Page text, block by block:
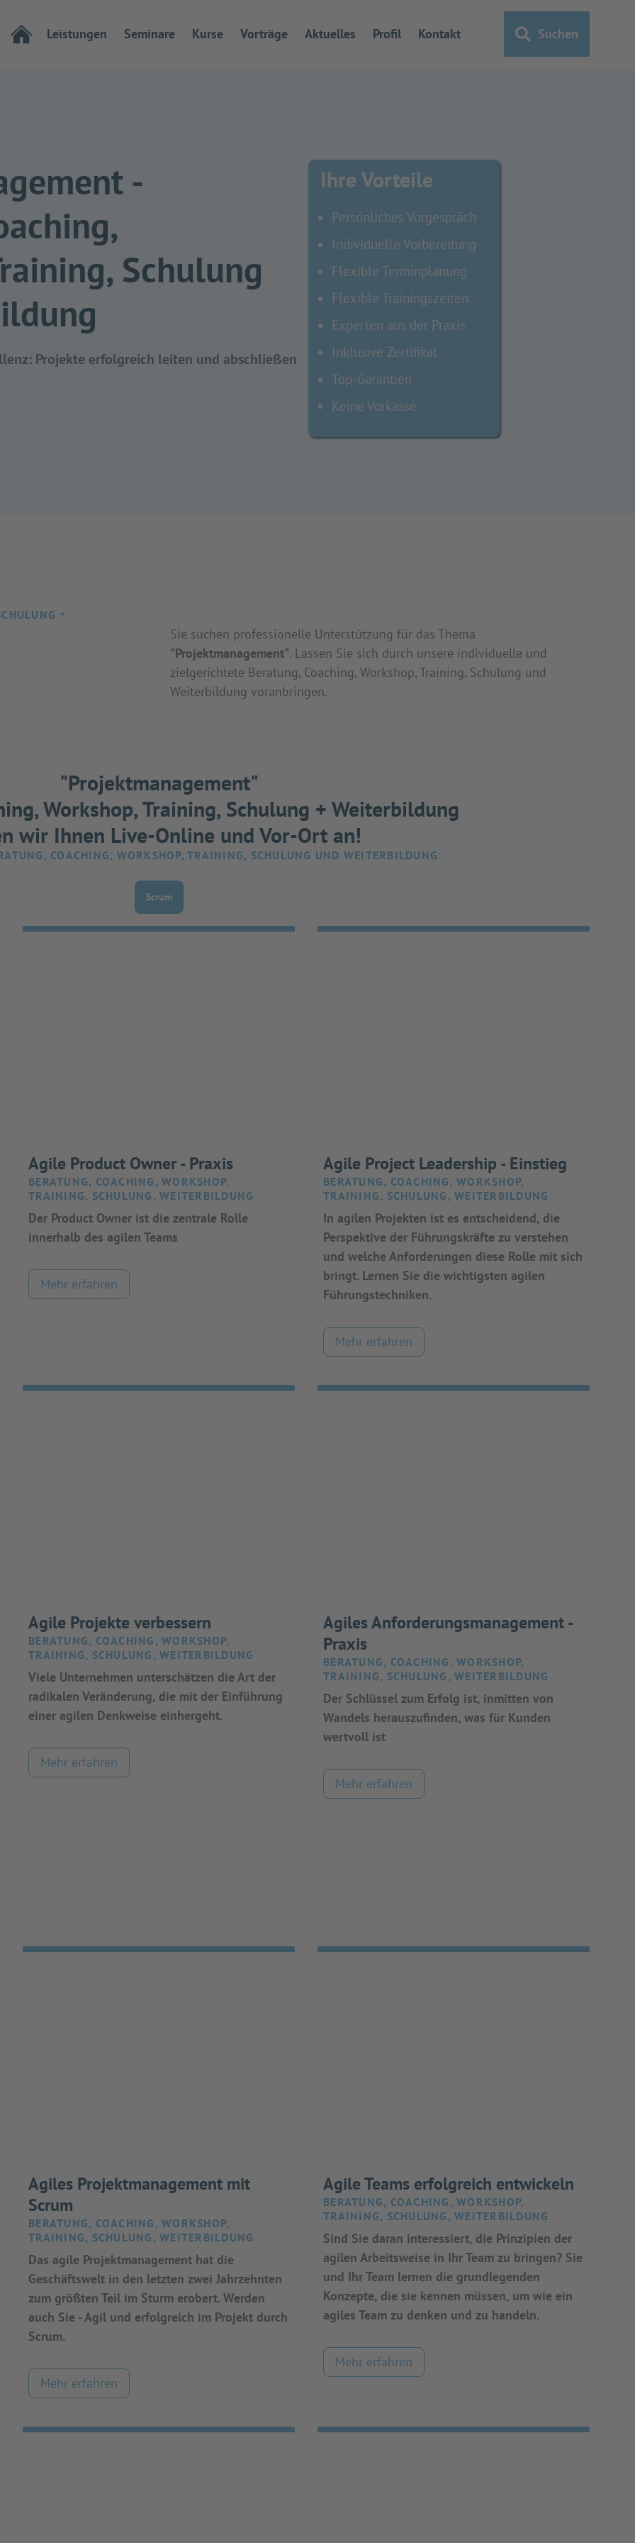
Leistungen Seminare Kurse Vorträge Aktuelles Profil Kontakt Suchen
-
Schulung
Projekte erfolgreich leiten und abschließen
Ihre Vorteile
Persönliches Vorgespräch
Individuelle Vorbereitung
Flexible Terminplanung
Flexible Trainingszeiten
Experten aus der Praxis
Inklusive Zertifikat
Top-Garantien
Keine Vorkasse
+
Sie suchen professionelle Unterstützung für das Thema
"Projektmanagement". Lassen Sie sich durch unsere individuelle und
zielgerichtete Beratung, Coaching, Workshop, Training, Schulung und
Weiterbildung voranbringen.
"Projektmanagement"
Workshop, Training, Schulung + Weiterbildung
wir Ihnen Live-Online und Vor-Ort an!
COACHING, WORKSHOP, TRAINING, SCHULUNG UND WEITERBILDUNG:
Scrum
Agile Product Owner - Praxis
BERATUNG, COACHING, WORKSHOP,
TRAINING, SCHULUNG, WEITERBILDUNG
Der Product Owner ist die zentrale Rolle
innerhalb des agilen Teams
Mehr erfahren
Agile Project Leadership - Einstieg
BERATUNG, COACHING, WORKSHOP,
TRAINING, SCHULUNG, WEITERBILDUNG
In agilen Projekten ist es entscheidend, die
Perspektive der Führungskräfte zu verstehen
und welche Anforderungen diese Rolle mit sich
bringt. Lernen Sie die wichtigsten agilen
Führungstechniken.
Mehr erfahren
Agile Projekte verbessern
BERATUNG, COACHING, WORKSHOP,
TRAINING, SCHULUNG, WEITERBILDUNG
Viele Unternehmen unterschätzen die Art der
radikalen Veränderung, die mit der Einführung
einer agilen Denkweise einhergeht.
Mehr erfahren
Agiles Anforderungsmanagement -
Praxis
BERATUNG, COACHING, WORKSHOP,
TRAINING, SCHULUNG, WEITERBILDUNG
Der Schlüssel zum Erfolg ist, inmitten von
Wandels herauszufinden, was für Kunden
wertvoll ist
Mehr erfahren
Agiles Projektmanagement mit
Scrum
BERATUNG, COACHING, WORKSHOP,
TRAINING, SCHULUNG, WEITERBILDUNG
Das agile Projektmanagement hat die
Geschäftswelt in den letzten zwei Jahrzehnten
zum größten Teil im Sturm erobert. Werden
auch Sie - Agil und erfolgreich im Projekt durch
Scrum.
Mehr erfahren
Agile Teams erfolgreich entwickeln
BERATUNG, COACHING, WORKSHOP,
TRAINING, SCHULUNG, WEITERBILDUNG
Sind Sie daran interessiert, die Prinzipien der
agilen Arbeitsweise in Ihr Team zu bringen? Sie
und Ihr Team lernen die grundlegenden
Konzepte, die sie kennen müssen, um wie ein
agiles Team zu denken und zu handeln.
Mehr erfahren